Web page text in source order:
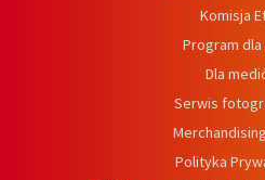
Komisja
Program
Dla
Serwis
Polityka